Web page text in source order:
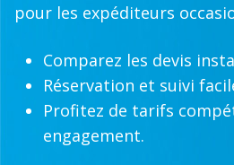
pour les expéditeurs
Comparez les devis
Réservation et suivi
Profitez de tarifs
engagement.